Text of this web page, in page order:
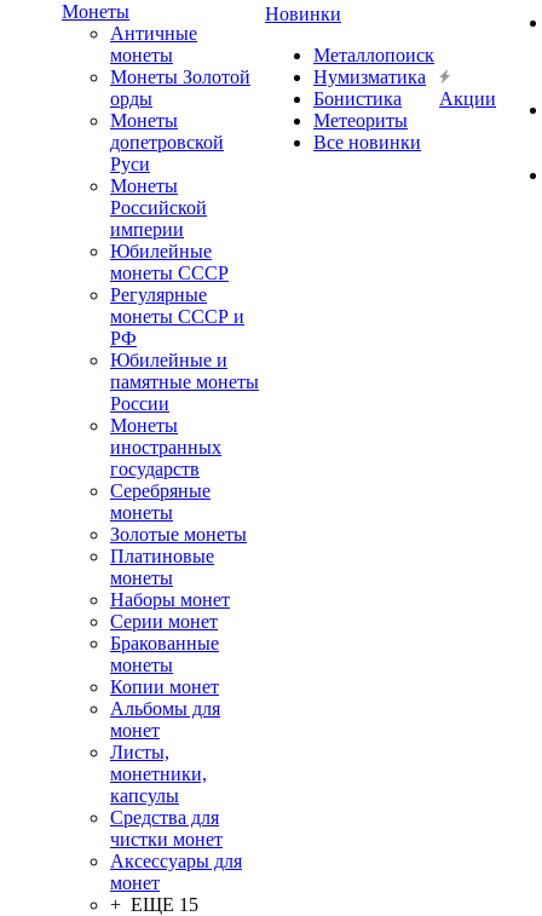
Монеты
Античные
монеты
Монеты Золотой
орды
Монеты
допетровской
Руси
Монеты
Российской
империи
Юбилейные
монеты СССР
Регулярные
монеты СССР и
РФ
Юбилейные и
памятные монеты
России
Монеты
иностранных
государств
Серебряные
монеты
Золотые монеты
Платиновые
монеты
Наборы монет
Серии монет
Бракованные
монеты
Копии монет
Альбомы для
монет
Листы,
монетники,
капсулы
Средства для
чистки монет
Аксессуары для
монет
+ ЕЩЕ 15
Новинки
Металлопоиск
Нумизматика
Бонистика
Метеориты
Все новинки
Акции